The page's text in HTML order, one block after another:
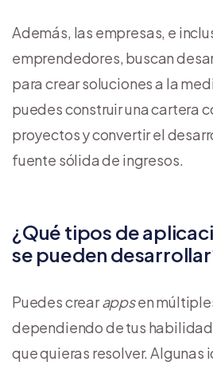
Además, las empresas, e
emprendedores, buscan
para crear soluciones a la
puedes construir una cartera
proyectos y convertir el
fuente sólida de ingresos.
¿Qué tipos de
se pueden
Puedes crearappsen
dependiendo de tus
que quieras resolver. Algunas